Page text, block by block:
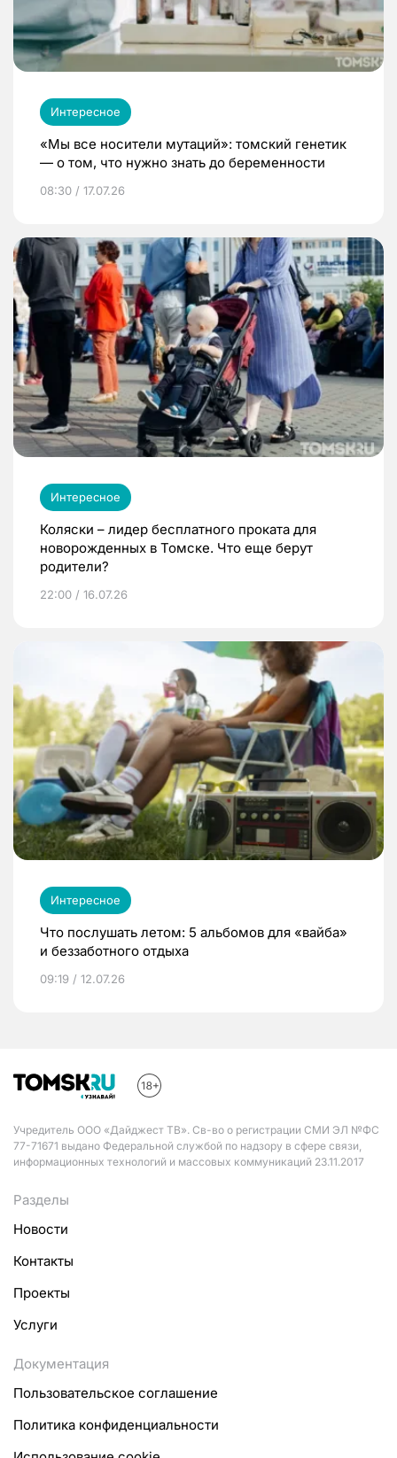
Интересное
«Мы все носители мутаций»: томский генетик
— о том, что нужно знать до беременности
08:30 / 17.07.26
Интересное
Коляски – лидер бесплатного проката для
новорожденных в Томске. Что еще берут
родители?
22:00 / 16.07.26
Интересное
Что послушать летом: 5 альбомов для «вайба»
и беззаботного отдыха
09:19 / 12.07.26
Учредитель ООО «Дайджест ТВ». Св-во о регистрации СМИ ЭЛ №ФС
77-71671 выдано Федеральной службой по надзору в сфере связи,
информационных технологий и массовых коммуникаций 23.11.2017
Разделы
Новости
Контакты
Проекты
Услуги
Документация
Пользовательское соглашение
Политика конфиденциальности